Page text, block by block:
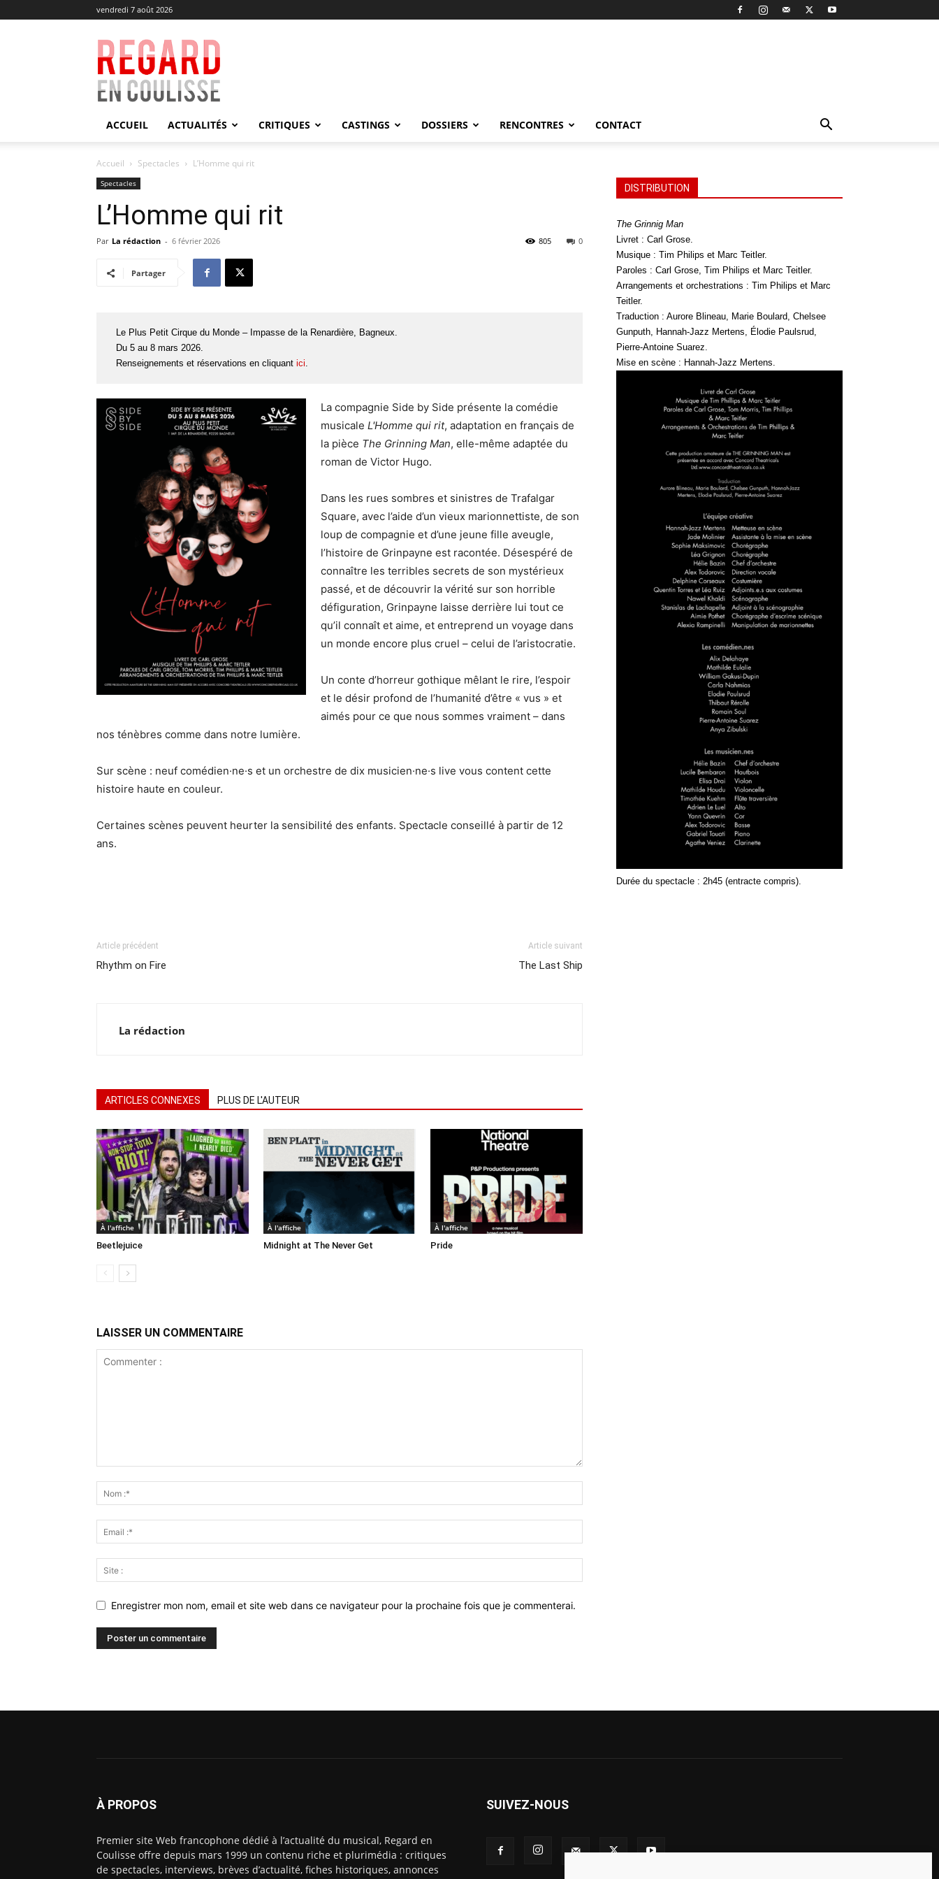
vendredi 7 août 2026
Regard
en
Coulisse
ACCUEIL ACTUALITÉS CRITIQUES CASTINGS DOSSIERS RENCONTRES CONTACT
Accueil Spectacles L’Homme qui rit
Spectacles
L’Homme qui rit
Par La rédaction - 6 février 2026 0
805
Partager
Le Plus Petit Cirque du Monde – Impasse de la Renardière, Bagneux.
Du 5 au 8 mars 2026.
Renseignements et réservations en cliquant ici.
La compagnie Side by Side présente la comédie
musicale L'Homme qui rit, adaptation en français de
la pièce The Grinning Man, elle-même adaptée du
roman de Victor Hugo.
Dans les rues sombres et sinistres de Trafalgar
Square, avec l’aide d’un vieux marionnettiste, de son
loup de compagnie et d’une jeune fille aveugle,
l’histoire de Grinpayne est racontée. Désespéré de
connaître les terribles secrets de son mystérieux
passé, et de découvrir la vérité sur son horrible
défiguration, Grinpayne laisse derrière lui tout ce
qu’il connaît et aime, et entreprend un voyage dans
un monde encore plus cruel – celui de l’aristocratie.
Un conte d’horreur gothique mêlant le rire, l’espoir
et le désir profond de l’humanité d’être « vus » et
aimés pour ce que nous sommes vraiment – dans
nos ténèbres comme dans notre lumière.
Sur scène : neuf comédien·ne·s et un orchestre de dix musicien·ne·s live vous content cette
histoire haute en couleur.
Certaines scènes peuvent heurter la sensibilité des enfants. Spectacle conseillé à partir de 12
ans.
Article précédent
Rhythm on Fire
Article suivant
The Last Ship
La rédaction
ARTICLES CONNEXES PLUS DE L'AUTEUR
À l'affiche
Beetlejuice
À l'affiche
Midnight at The Never Get
À l'affiche
Pride
LAISSER UN COMMENTAIRE
Enregistrer mon nom, email et site web dans ce navigateur pour la prochaine fois que je commenterai.
DISTRIBUTION
The Grinnig Man
Livret : Carl Grose.
Musique : Tim Philips et Marc Teitler.
Paroles : Carl Grose, Tim Philips et Marc Teitler.
Arrangements et orchestrations : Tim Philips et Marc
Teitler.
Traduction : Aurore Blineau, Marie Boulard, Chelsee
Gunputh, Hannah-Jazz Mertens, Élodie Paulsrud,
Pierre-Antoine Suarez.
Mise en scène : Hannah-Jazz Mertens.
Durée du spectacle : 2h45 (entracte compris).
À PROPOS
Premier site Web francophone dédié à l’actualité du musical, Regard en
Coulisse offre depuis mars 1999 un contenu riche et plurimédia : critiques
de spectacles, interviews, brèves d’actualité, fiches historiques, annonces
SUIVEZ-NOUS